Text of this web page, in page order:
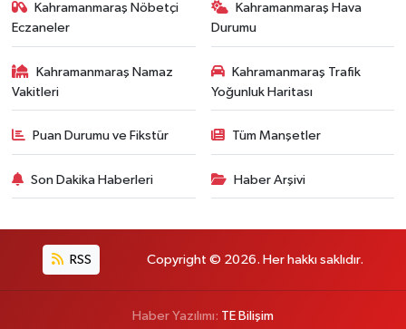
Kahramanmaraş Nöbetçi
Eczaneler
Kahramanmaraş Hava
Durumu
Kahramanmaraş Namaz
Vakitleri
Kahramanmaraş Trafik
Yoğunluk Haritası
Puan Durumu ve Fikstür Tüm Manşetler
Son Dakika Haberleri Haber Arşivi
RSS Copyright © 2026. Her hakkı saklıdır.
Haber Yazılımı: TE Bilişim